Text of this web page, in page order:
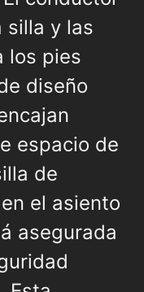
silla y las
los pies
diseño
espacio de
de
el asiento
asegurada